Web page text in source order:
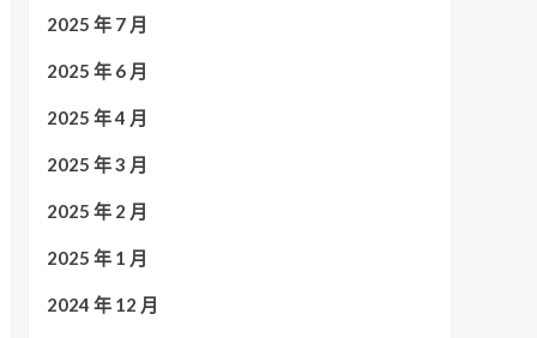
2025 年 7 月
2025 年 6 月
2025 年 4 月
2025 年 3 月
2025 年 2 月
2025 年 1 月
2024 年 12 月